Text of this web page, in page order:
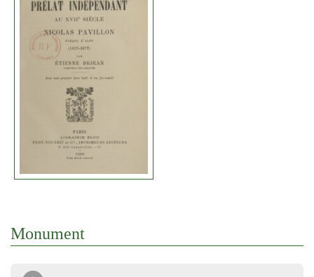
Monument